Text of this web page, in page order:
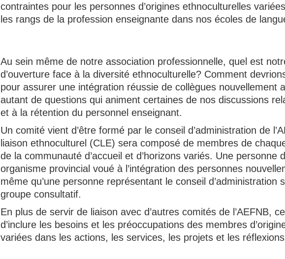
contraintes pour les personnes d’origines ethnoculturelles
les rangs de la profession enseignante dans nos écoles de
Au sein même de notre association professionnelle, quel est
d’ouverture face à la diversité ethnoculturelle? Comment
pour assurer une intégration réussie de collègues nouvellement
autant de questions qui animent certaines de nos discussions
et à la rétention du personnel enseignant.
Un comité vient d’être formé par le conseil d’administration de
liaison ethnoculturel (CLE) sera composé de membres de
de la communauté d’accueil et d’horizons variés. Une personne
organisme provincial voué à l’intégration des personnes
même qu’une personne représentant le conseil d’administration
groupe consultatif.
En plus de servir de liaison avec d’autres comités de l’AEFNB,
d’inclure les besoins et les préoccupations des membres
variées dans les actions, les services, les projets et les réflexions